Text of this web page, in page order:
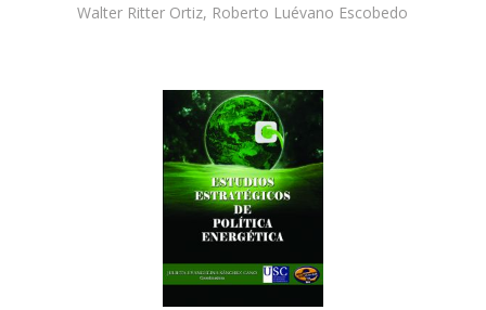
Walter Ritter Ortiz, Roberto Luévano Escobedo